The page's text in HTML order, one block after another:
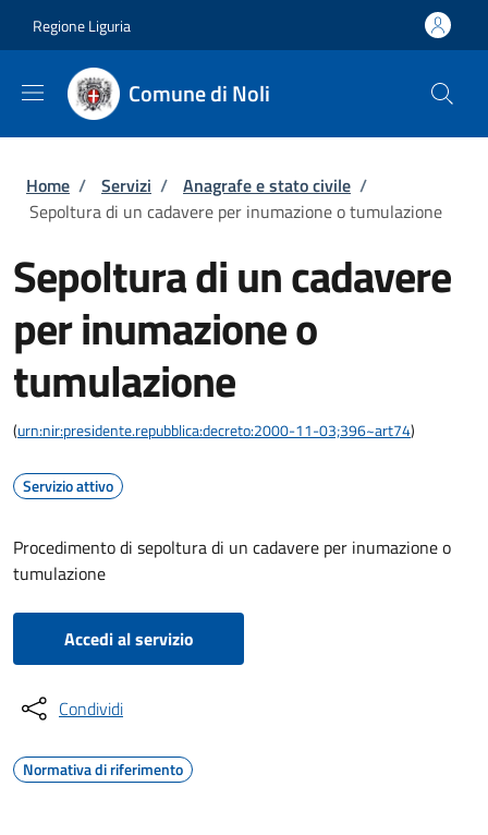
Regione Liguria
Comune di Noli
Briciole di pane
Home / Servizi / Anagrafe e stato civile /
Sepoltura di un cadavere per inumazione o tumulazione
Sepoltura di un cadavere
per inumazione o
tumulazione
(urn:nir:presidente.repubblica:decreto:2000-11-03;396~art74)
Servizio attivo
Procedimento di sepoltura di un cadavere per inumazione o
tumulazione
Accedi al servizio
Condividi
Normativa di riferimento